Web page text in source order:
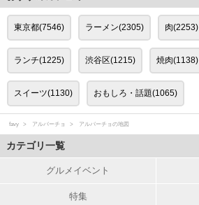
東京都(7546) ラーメン(2305) 肉(2253)
ランチ(1225) 渋谷区(1215) 焼肉(1138)
スイーツ(1130) おもしろ・話題(1065)
favy アルバーチョ アルバーチョの地図
カテゴリ一覧
グルメイベント
特集